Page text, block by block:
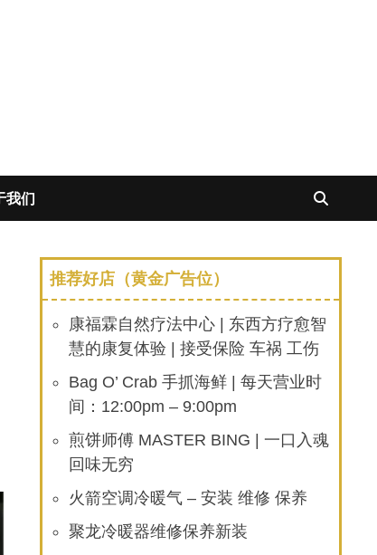
我们
推荐好店（黄金广告位）
康福霖自然疗法中心 | 东西方疗愈智
慧的康复体验 | 接受保险 车祸 工伤
Bag O’ Crab 手抓海鲜 | 每天营业时
间：12:00pm – 9:00pm
煎饼师傅 MASTER BING | 一口入魂
回味无穷
火箭空调冷暖气 – 安装 维修 保养
聚龙冷暖器维修保养新装